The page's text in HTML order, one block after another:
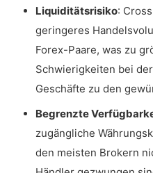
Liquiditätsrisiko:
geringeres
Forex-Paare, was zu
Schwierigkeiten bei
Geschäfte zu den
Begrenzte
zugängliche
den meisten Brokern